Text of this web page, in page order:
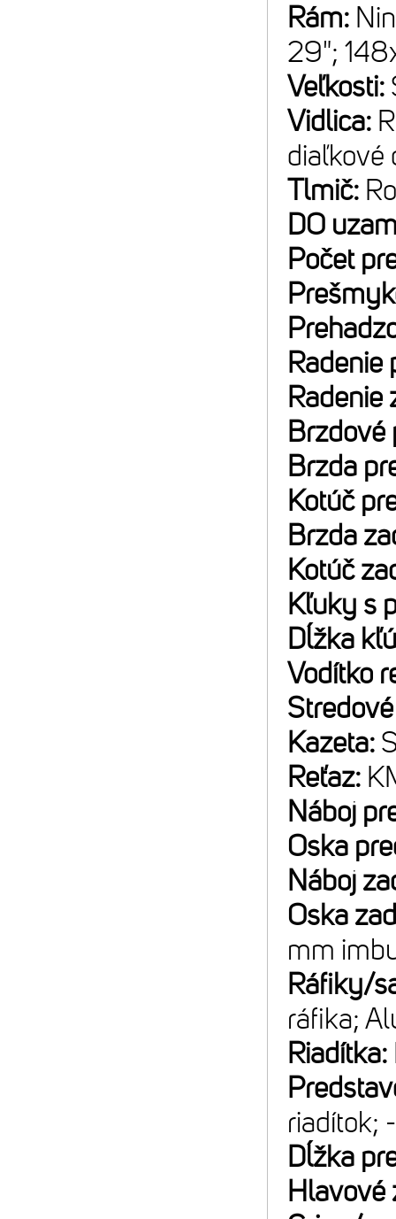
Rám:
29";
Veľkosti:
Vidlica:
diaľkové
Tlmič:
DO
Počet
Radenie
Radenie
Brzda
Kotúč
Brzda
Kotúč
Kľuky s
Dĺžka
Vodítko
Kazeta:
Reťaz:
Náboj
Oska
Náboj
Oska
mm
Ráfiky/
ráfika;
Riadítka:
riadítok;
Dĺžka
Hlavové